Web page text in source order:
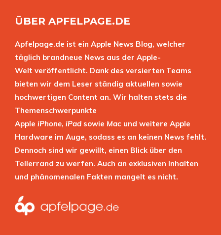
ÜBER APFELPAGE.DE
Apfelpage.de ist ein Apple News Blog, welcher
täglich brandneue News aus der Apple-
Welt veröffentlicht. Dank des versierten Teams
bieten wir dem Leser ständig aktuellen sowie
hochwertigen Content an. Wir halten stets die
Themenschwerpunkte
Apple iPhone, iPad sowie Mac und weitere Apple
Hardware im Auge, sodass es an keinen News fehlt.
Dennoch sind wir gewillt, einen Blick über den
Tellerrand zu werfen. Auch an exklusiven Inhalten
und phänomenalen Fakten mangelt es nicht.